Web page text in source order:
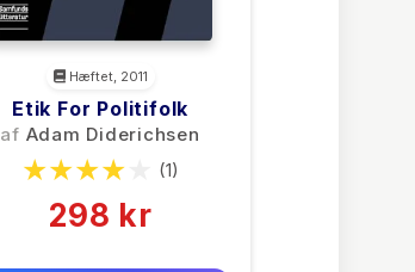
Hæftet, 2011
Etik For Politifolk
af Adam Diderichsen
(1)
298 kr